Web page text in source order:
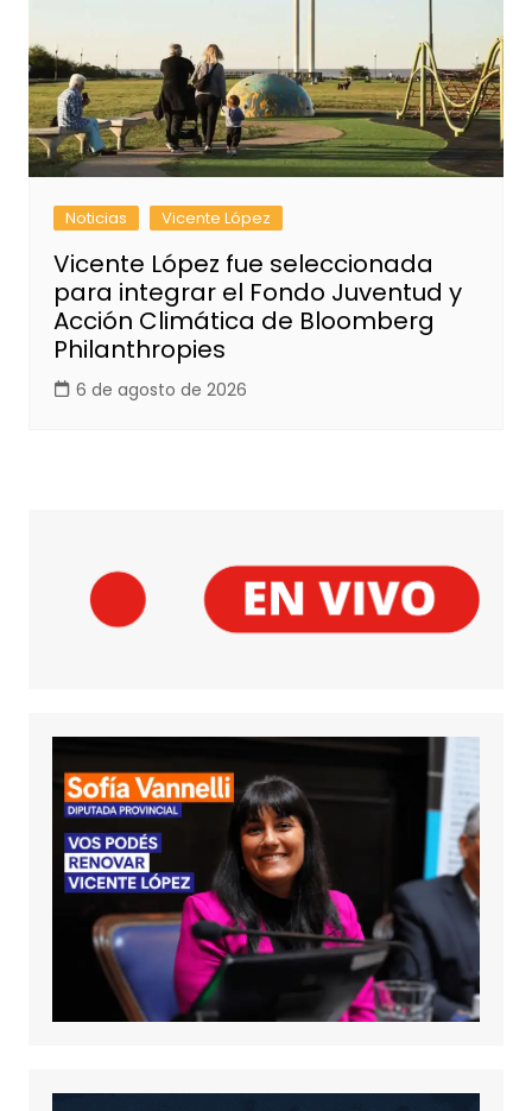
Noticias Vicente López
Vicente López fue seleccionada
para integrar el Fondo Juventud y
Acción Climática de Bloomberg
Philanthropies
6 de agosto de 2026